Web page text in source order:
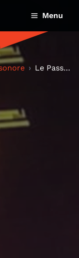
Menu
Le Passage